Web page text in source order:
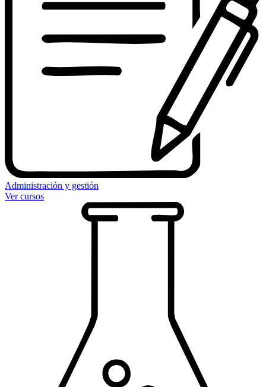
Administración y gestión
Ver cursos